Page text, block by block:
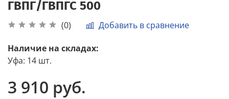
ГВПГ/ГВПГС 500
(0) Добавить в сравнение
Наличие на складах:
Уфа: 14 шт.
3 910 руб.